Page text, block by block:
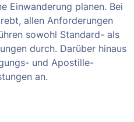
Einwanderung planen. Bei
allen Anforderungen
sowohl Standard- als
durch. Darüber hinaus
und Apostille-
an.